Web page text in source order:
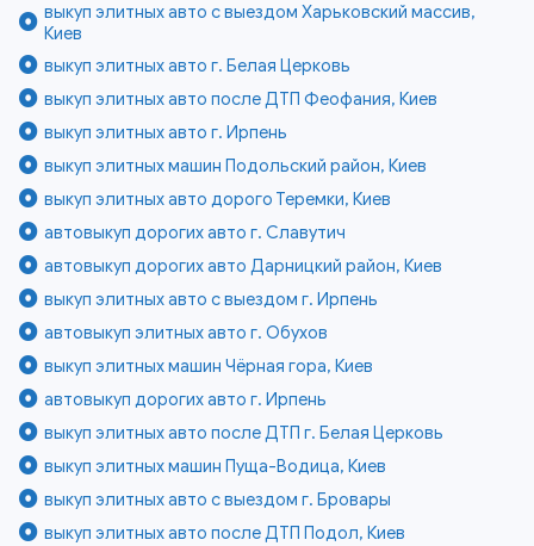
выкуп элитных авто с выездом Харьковский массив,
Киев
выкуп элитных авто г. Белая Церковь
выкуп элитных авто после ДТП Феофания, Киев
выкуп элитных авто г. Ирпень
выкуп элитных машин Подольский район, Киев
выкуп элитных авто дорого Теремки, Киев
автовыкуп дорогих авто г. Славутич
автовыкуп дорогих авто Дарницкий район, Киев
выкуп элитных авто с выездом г. Ирпень
автовыкуп элитных авто г. Обухов
выкуп элитных машин Чёрная гора, Киев
автовыкуп дорогих авто г. Ирпень
выкуп элитных авто после ДТП г. Белая Церковь
выкуп элитных машин Пуща-Водица, Киев
выкуп элитных авто с выездом г. Бровары
выкуп элитных авто после ДТП Подол, Киев